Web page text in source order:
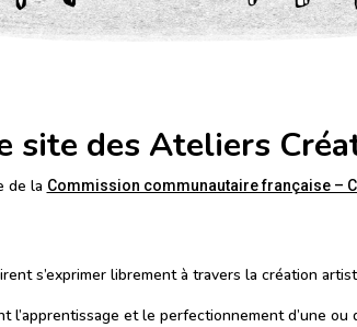
site des Ateliers
de la Commission communautaire française –
s’exprimer librement à travers la création
l’apprentissage et le perfectionnement d’une